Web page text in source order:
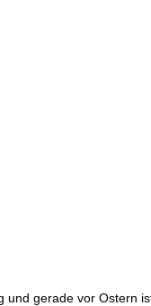
und gerade vor Ostern